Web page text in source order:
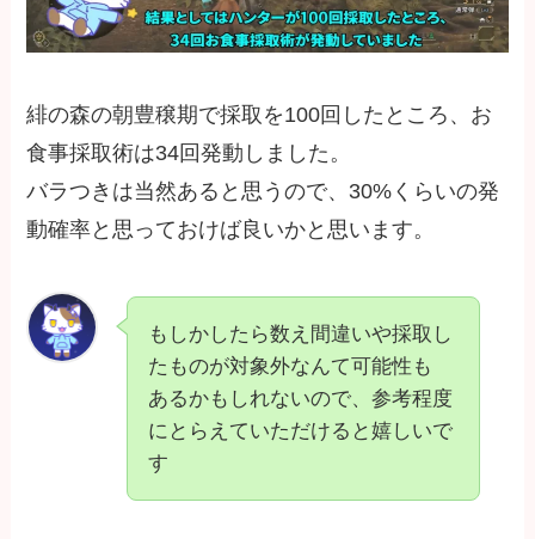
緋の森の朝豊穣期で採取を100回したところ、お
食事採取術は34回発動しました。
バラつきは当然あると思うので、30%くらいの発
動確率と思っておけば良いかと思います。
もしかしたら数え間違いや採取し
たものが対象外なんて可能性も
あるかもしれないので、参考程度
にとらえていただけると嬉しいで
す